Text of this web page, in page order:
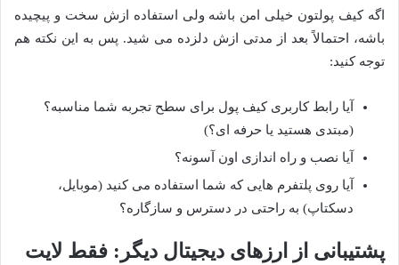
اگه کیف پولتون خیلی امن باشه ولی استفاده ازش سخت و پیچیده
باشه، احتمالاً بعد از مدتی ازش دلزده می شید. پس به این نکته هم
توجه کنید:
آیا رابط کاربری کیف پول برای سطح تجربه شما مناسبه؟
(مبتدی هستید یا حرفه ای؟)
آیا نصب و راه اندازی اون آسونه؟
آیا روی پلتفرم هایی که شما استفاده می کنید (موبایل،
دسکتاپ) به راحتی در دسترس و سازگاره؟
پشتیبانی از ارزهای دیجیتال دیگر: فقط لایت